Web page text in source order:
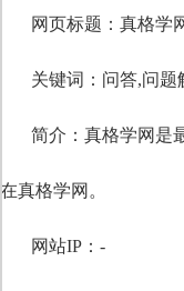
网页标题：真格学
关键词： 问答,问题
简介：真格学网是
在真格学网。
网站IP：-